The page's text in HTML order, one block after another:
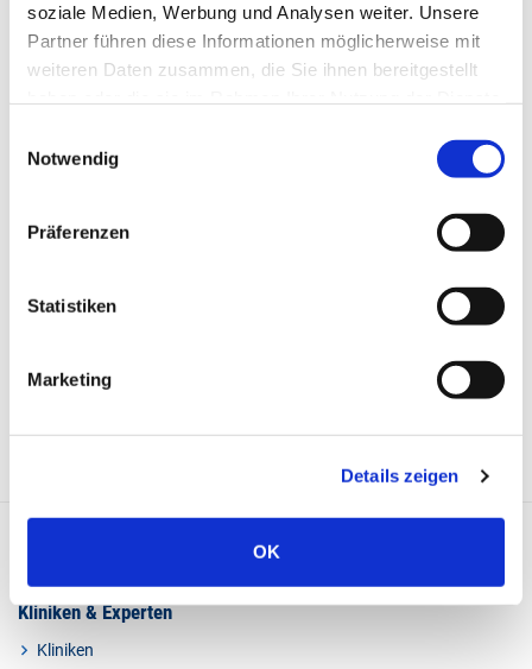
soziale Medien, Werbung und Analysen weiter. Unsere
Partner führen diese Informationen möglicherweise mit
weiteren Daten zusammen, die Sie ihnen bereitgestellt
Notwendig
Präferenzen
Statistiken
Marketing
Details zeigen
OK
Teilnehmeranzahl:
An allen Tagen ist die Teilnehmeranzahl auf 25 Personen
Anmeldung und Rückfragen
Kliniken & Experten
Kliniken